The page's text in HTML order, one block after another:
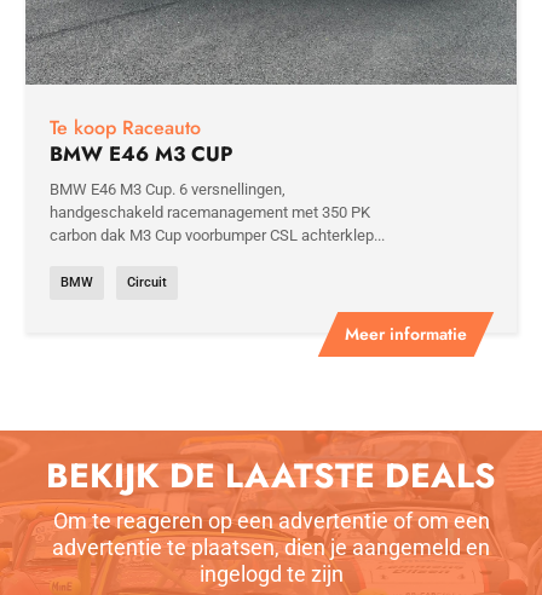
Meer informatie
Te koop Raceauto
BMW E46 M3 CUP
BMW E46 M3 Cup. 6 versnellingen,
handgeschakeld racemanagement met 350 PK
carbon dak M3 Cup voorbumper CSL achterklep...
BMW Circuit
BEKIJK DE LAATSTE DEALS
Om te reageren op een advertentie of om een
advertentie te plaatsen, dien je aangemeld en
ingelogd te zijn